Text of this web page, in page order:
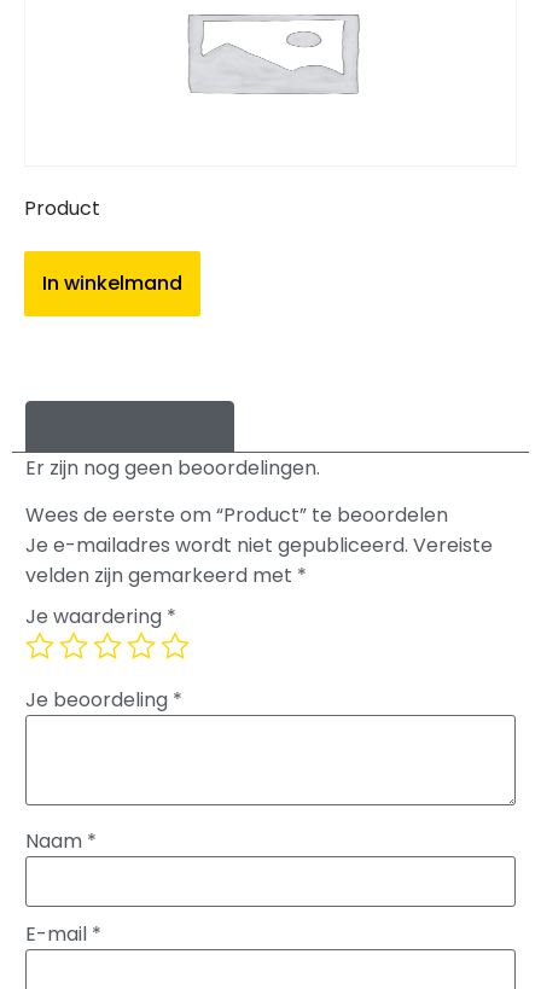
Product
In winkelmand
Er zijn nog geen beoordelingen.
Wees de eerste om “Product” te beoordelen
Je e-mailadres wordt niet gepubliceerd. Vereiste
velden zijn gemarkeerd met *
Je waardering *
Je beoordeling *
Naam *
E-mail *